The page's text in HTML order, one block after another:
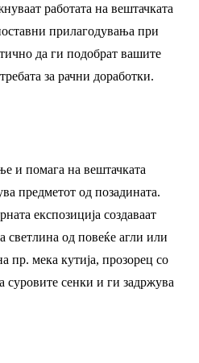
работата на вештачката
прилагодувања при
да ги подобрат вашите
за рачни доработки.
и помага на вештачката
предметот од позадината.
експозиција создаваат
светлина од повеќе агли или
пр. мека кутија, прозорец со
суровите сенки и ги задржува